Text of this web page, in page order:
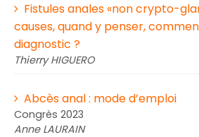
Fistules anales «non crypto-
causes, quand y penser,
diagnostic ?
Thierry HIGUERO
Abcès anal : mode d’emploi
Congrès 2023
Anne LAURAIN